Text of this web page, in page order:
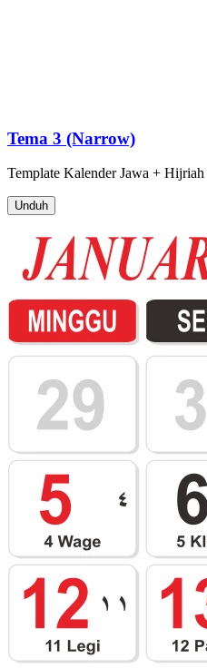
Tema 3 (Narrow)
Template Kalender Jawa + Hijriah
Unduh